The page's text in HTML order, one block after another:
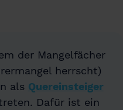
der Mangelfächer
herrscht)
als Quereinsteiger
Dafür ist ein